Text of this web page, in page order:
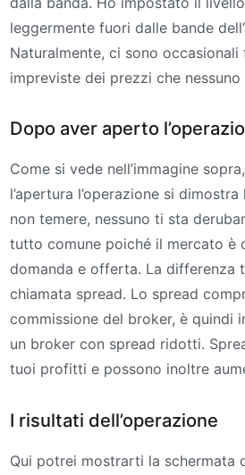
leggermente fuori dalle bande
Naturalmente, ci sono
impreviste dei prezzi che
Dopo aver aperto
Come si vede nell’immagine
l’apertura l’operazione si
non temere, nessuno ti sta
tutto comune poiché il mercato è
domanda e offerta. La differenza
chiamata spread. Lo spread
commissione del broker, è quindi
un broker con spread ridotti.
tuoi profitti e possono inoltre
I risultati dell’operazione
Qui potrei mostrarti la schermata